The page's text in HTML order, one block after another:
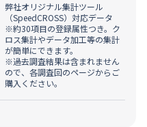
弊社オリジナル集計ツール
（SpeedCROSS）対応データ
※約30項目の登録属性つき。ク
ロス集計やデータ加工等の集計
が簡単にできます。
※過去調査結果は含まれません
ので、各調査回のページからご
購入ください。